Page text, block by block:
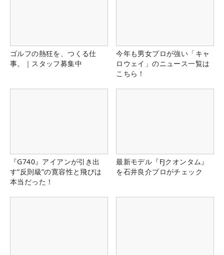
ゴルフの熱狂を、つくる仕
事。｜スタッフ募集中
今年も男女プロが強い「キャ
ロウェイ」のニュース一覧は
こちら！
『G740』アイアンが引き出
す“反則級”の寛容性と飛びは
本当だった！
最新モデル『FJクオンタム』
を石井良介プロがチェック